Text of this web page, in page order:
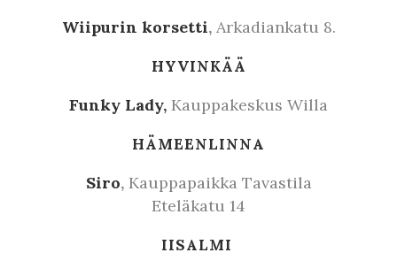
Wiipurin korsetti,Arkadiankatu 8.
HYVINKÄÄ
Funky Lady, Kauppakeskus Willa
HÄMEENLINNA
Siro,Kauppapaikka Tavastila
Eteläkatu 14
IISALMI